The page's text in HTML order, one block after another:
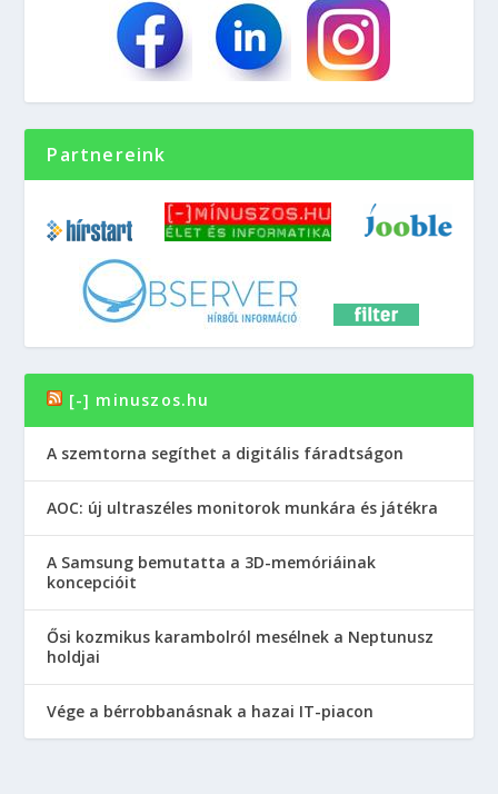
Partnereink
[-] minuszos.hu
A szemtorna segíthet a digitális fáradtságon
AOC: új ultraszéles monitorok munkára és játékra
A Samsung bemutatta a 3D-memóriáinak
koncepcióit
Ősi kozmikus karambolról mesélnek a Neptunusz
holdjai
Vége a bérrobbanásnak a hazai IT-piacon